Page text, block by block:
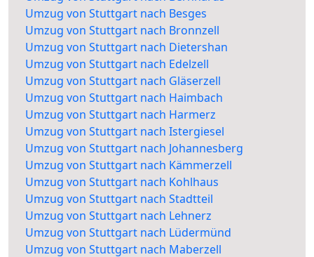
Umzug von Stuttgart nach Besges
Umzug von Stuttgart nach Bronnzell
Umzug von Stuttgart nach Dietershan
Umzug von Stuttgart nach Edelzell
Umzug von Stuttgart nach Gläserzell
Umzug von Stuttgart nach Haimbach
Umzug von Stuttgart nach Harmerz
Umzug von Stuttgart nach Istergiesel
Umzug von Stuttgart nach Johannesberg
Umzug von Stuttgart nach Kämmerzell
Umzug von Stuttgart nach Kohlhaus
Umzug von Stuttgart nach Stadtteil
Umzug von Stuttgart nach Lehnerz
Umzug von Stuttgart nach Lüdermünd
Umzug von Stuttgart nach Maberzell